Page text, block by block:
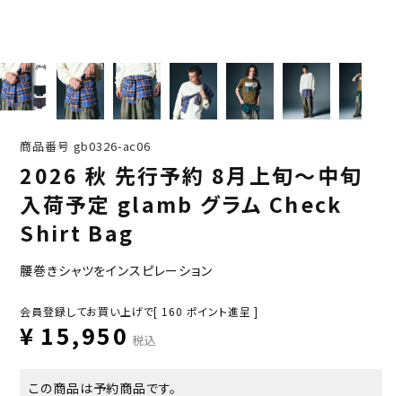
商品番号 gb0326-ac06
2026 秋 先行予約 8月上旬～中旬
入荷予定 glamb グラム Check
Shirt Bag
腰巻きシャツをインスピレーション
会員登録してお買い上げで[ 160 ポイント進呈 ]
¥ 15,950 税込
この商品は予約商品です。